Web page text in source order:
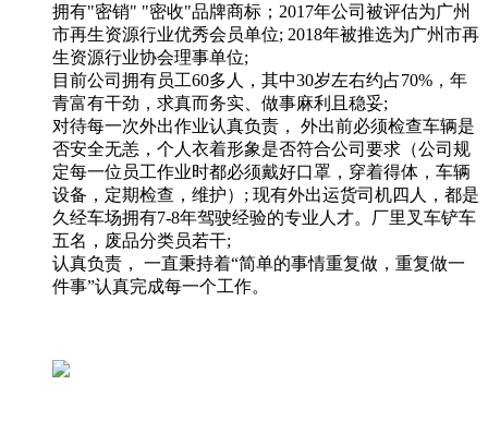
拥有"密销" "密收"品牌商标；2017年公司被评估为广州
市再生资源行业优秀会员单位; 2018年被推选为广州市再
生资源行业协会理事单位;
目前公司拥有员工60多人，其中30岁左右约占70%，年
青富有干劲，求真而务实、做事麻利且稳妥;
对待每一次外出作业认真负责， 外出前必须检查车辆是
否安全无恙，个人衣着形象是否符合公司要求（公司规
定每一位员工作业时都必须戴好口罩，穿着得体，车辆
设备，定期检查，维护）; 现有外出运货司机四人，都是
久经车场拥有7-8年驾驶经验的专业人才。厂里叉车铲车
五名，废品分类员若干;
认真负责， 一直秉持着“简单的事情重复做，重复做一
件事”认真完成每一个工作。